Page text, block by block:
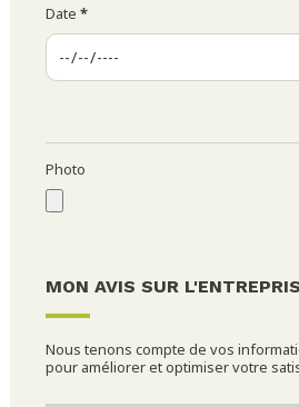
Date *
Photo
MON AVIS SUR
Nous tenons compte de vos
pour améliorer et optimiser votre